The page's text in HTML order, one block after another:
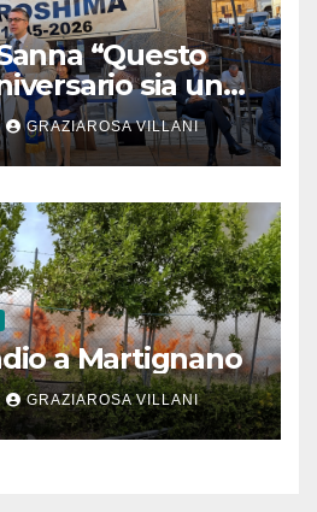
“Questo
sia un
GRAZIAROSA VILLANI
a Martignano
GRAZIAROSA VILLANI